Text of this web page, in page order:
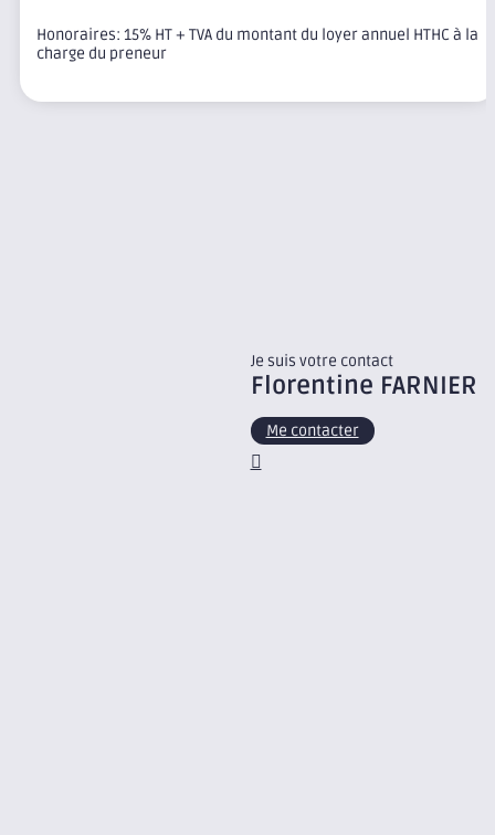
Honoraires: 15% HT + TVA du montant du loyer annuel HTHC à la
charge du preneur
Je suis votre contact
Florentine FARNIER
Me contacter